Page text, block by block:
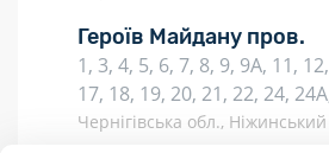
Героїв Майдану пров.
1, 3, 4, 5, 6, 7, 8, 9, 9А, 11,
17, 18, 19, 20, 21, 22, 24,
Чернігівська обл.,